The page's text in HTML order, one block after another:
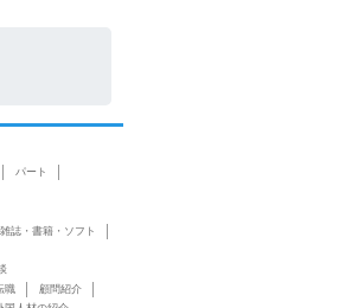
パート
雑誌・書籍・ソフト
職
顧問紹介